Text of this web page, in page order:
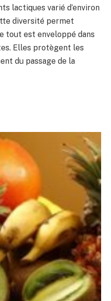
lactiques varié d’environ
diversité permet
tout est enveloppé dans
Elles protègent les
du passage de la